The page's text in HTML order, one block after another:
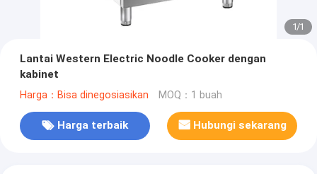
1/1
Lantai Western Electric Noodle Cooker dengan
kabinet
Harga：Bisa dinegosiasikan MOQ：1 buah
Harga terbaik Hubungi sekarang